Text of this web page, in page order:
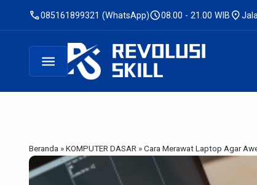
call085161899321 (WhatsApp)schedule08.00 - 21.00 WIB location_on
menu
Beranda »KOMPUTER DASAR »Cara Merawat Laptop Agar